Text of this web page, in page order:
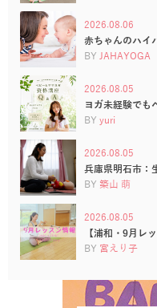
2026.08.06
赤ちゃんのハイ
BY JAHAYOGA
2026.08.05
ヨガ未経験でも
BY yuri
2026.08.05
兵庫県明石市：
BY 築山 萌
2026.08.05
【浦和・9月レ
BY 宮えり子